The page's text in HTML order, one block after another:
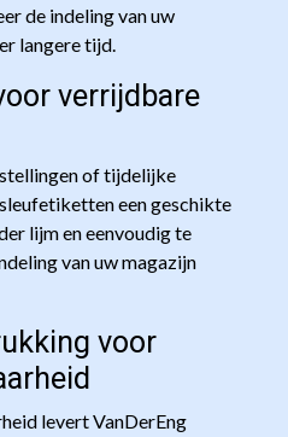
de indeling van uw
langere tijd.
verrijdbare
of tijdelijke
een geschikte
lijm en eenvoudig te
van uw magazijn
voor
levert VanDerEng